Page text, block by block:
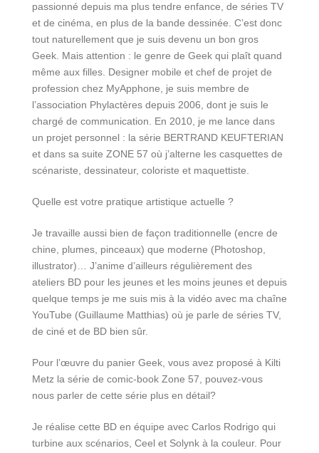
passionné depuis ma plus tendre enfance, de séries TV
et de cinéma, en plus de la bande dessinée. C’est donc
tout naturellement que je suis devenu un bon gros
Geek. Mais attention : le genre de Geek qui plaît quand
même aux filles. Designer mobile et chef de projet de
profession chez MyApphone, je suis membre de
l’association Phylactères depuis 2006, dont je suis le
chargé de communication. En 2010, je me lance dans
un projet personnel : la série BERTRAND KEUFTERIAN
et dans sa suite ZONE 57 où j’alterne les casquettes de
scénariste, dessinateur, coloriste et maquettiste.
Quelle est votre pratique artistique actuelle ?
Je travaille aussi bien de façon traditionnelle (encre de
chine, plumes, pinceaux) que moderne (Photoshop,
illustrator)… J’anime d’ailleurs régulièrement des
ateliers BD pour les jeunes et les moins jeunes et depuis
quelque temps je me suis mis à la vidéo avec ma chaîne
YouTube (Guillaume Matthias) où je parle de séries TV,
de ciné et de BD bien sûr.
Pour l’œuvre du panier Geek, vous avez proposé à Kilti
Metz la série de comic-book Zone 57, pouvez-vous
nous parler de cette série plus en détail?
Je réalise cette BD en équipe avec Carlos Rodrigo qui
turbine aux scénarios, Ceel et Solynk à la couleur. Pour